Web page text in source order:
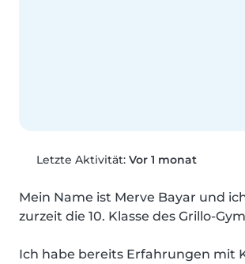
Letzte Aktivität: Vor 1 monat
Mein Name ist Merve Bayar und
zurzeit die 10. Klasse des Grillo-
Ich habe bereits Erfahrungen mit